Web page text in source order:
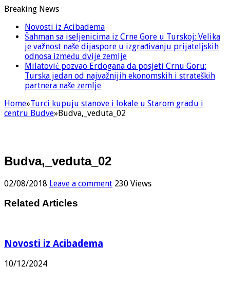
Breaking News
Novosti iz Acibadema
Šahman sa iseljenicima iz Crne Gore u Turskoj: Velika
je važnost naše dijaspore u izgrađivanju prijateljskih
odnosa između dvije zemlje
Milatović pozvao Erdogana da posjeti Crnu Goru:
Turska jedan od najvažnijih ekonomskih i strateških
partnera naše zemlje
Home»Turci kupuju stanove i lokale u Starom gradu i
centru Budve»Budva,_veduta_02
Budva,_veduta_02
02/08/2018 Leave a comment 230 Views
Related Articles
Novosti iz Acibadema
10/12/2024